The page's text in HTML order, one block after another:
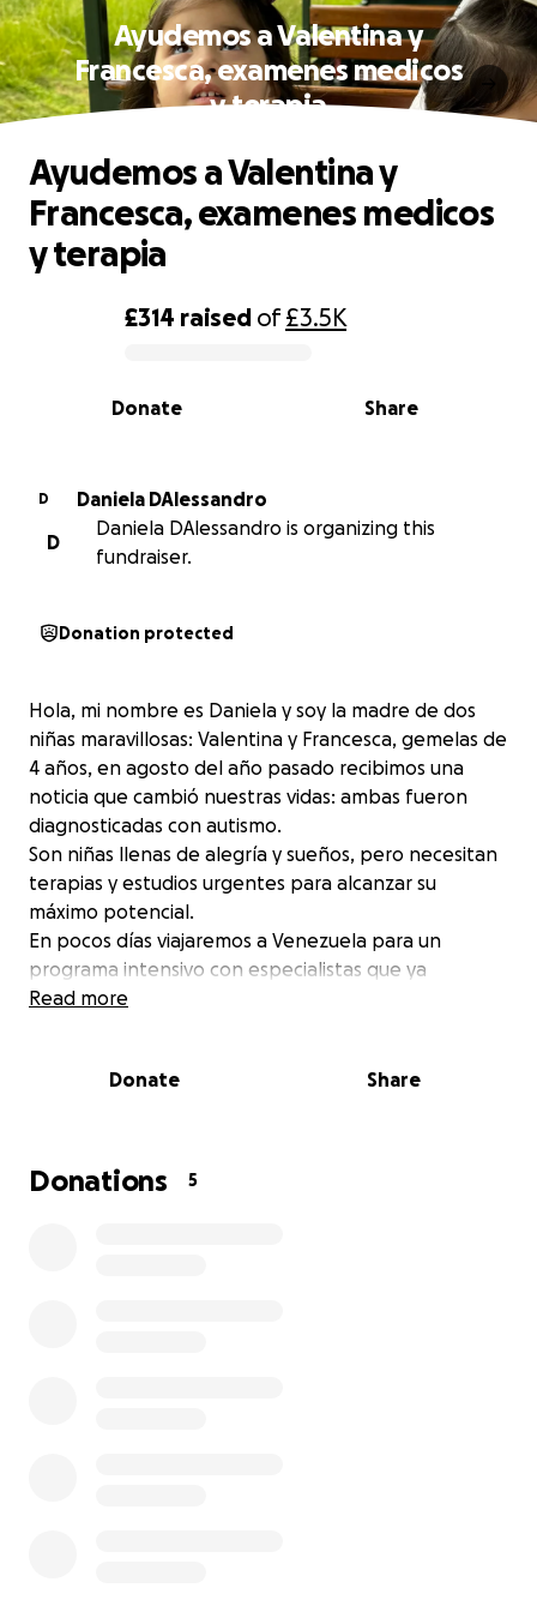
Ayudemos a Valentina y
Francesca, examenes medicos
y terapia
0% complete
£314 raised of£3.5K
Share
Donate
Ayudemos a Valentina y
Francesca, examenes medicos
y terapia
D
Daniela DAlessandro
D
Daniela DAlessandro is organizing this
fundraiser.
Donation protected
Hola, mi nombre es Daniela y soy la madre de dos
niñas maravillosas: Valentina y Francesca, gemelas de
4 años, en agosto del año pasado recibimos una
noticia que cambió nuestras vidas: ambas fueron
diagnosticadas con autismo.
Son niñas llenas de alegría y sueños, pero necesitan
terapias y estudios urgentes para alcanzar su
máximo potencial.
En pocos días viajaremos a Venezuela para un
programa intensivo con especialistas que ya
conocen nuestro caso.
• Terapia de lenguaje y terapia ocupacional.
Read more
Donate Share
Donations 5